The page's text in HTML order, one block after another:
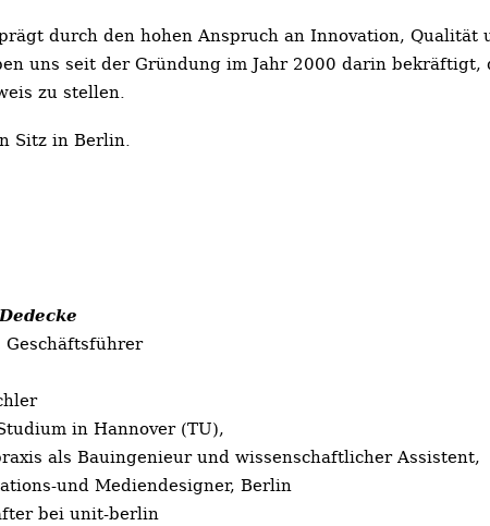
durch den hohen Anspruch an Innovation,
uns seit der Gründung im Jahr 2000 darin
zu stellen.
Sitz in Berlin.
in Hannover (TU),
als Bauingenieur und wissenschaftlicher Assistent,
und Mediendesigner, Berlin
bei unit-berlin